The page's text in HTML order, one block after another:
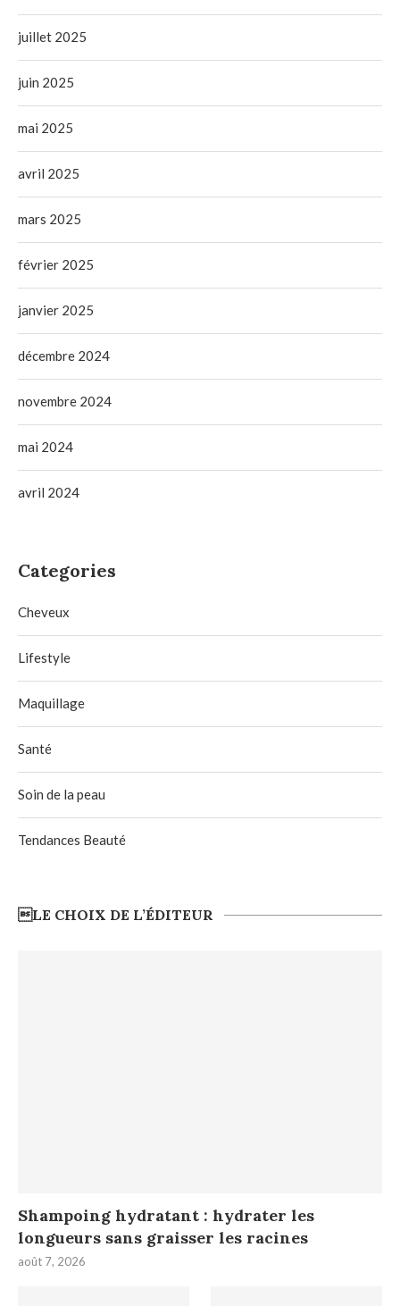
juillet 2025
juin 2025
mai 2025
avril 2025
mars 2025
février 2025
janvier 2025
décembre 2024
novembre 2024
mai 2024
avril 2024
Categories
Cheveux
Lifestyle
Maquillage
Santé
Soin de la peau
Tendances Beauté
LE CHOIX DE L’ÉDITEUR
Shampoing hydratant : hydrater les
longueurs sans graisser les racines
août 7, 2026